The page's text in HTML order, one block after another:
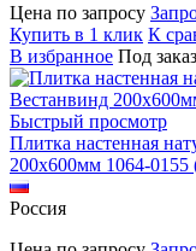
Цена по запросу
Купить в 1 клик К
В избранное Под заказ
Быстрый просмотр
Плитка настенная
200x600мм 1064-0155
Россия